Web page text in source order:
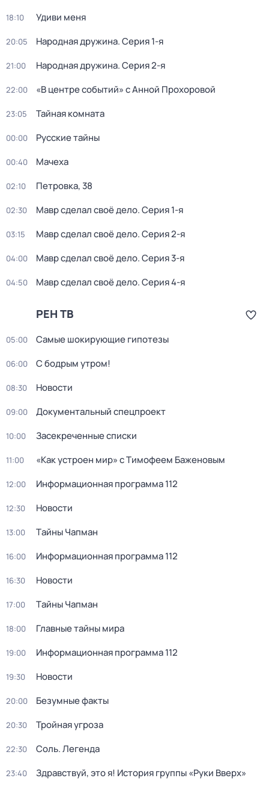
18:10 Удиви меня
20:05 Народная дружина. Серия 1-я
21:00 Народная дружина. Серия 2-я
22:00 «В центре событий» с Анной Прохоровой
23:05 Тайная комната
00:00 Русские тайны
00:40 Мачеха
02:10 Петровка, 38
02:30 Мавр сделал своё дело. Серия 1-я
03:15 Мавр сделал своё дело. Серия 2-я
04:00 Мавр сделал своё дело. Серия 3-я
04:50 Мавр сделал своё дело. Серия 4-я
РЕН ТВ
05:00 Самые шoкиpующие гипотезы
06:00 С бодрым утром!
08:30 Новости
09:00 Документальный спецпроект
10:00 Зacекрeченные cписки
11:00 «Как устроен мир» с Тимофеем Баженовым
12:00 Информационная программа 112
12:30 Новости
13:00 Тaйны Чапман
16:00 Информационная программа 112
16:30 Новости
17:00 Тaйны Чапман
18:00 Главные тайны мира
19:00 Информационная программа 112
19:30 Новости
20:00 Бeзумные фaкты
20:30 Тройная угроза
22:30 Соль. Легенда
23:40 Здравствуй, это я! История группы «Руки Вверх»